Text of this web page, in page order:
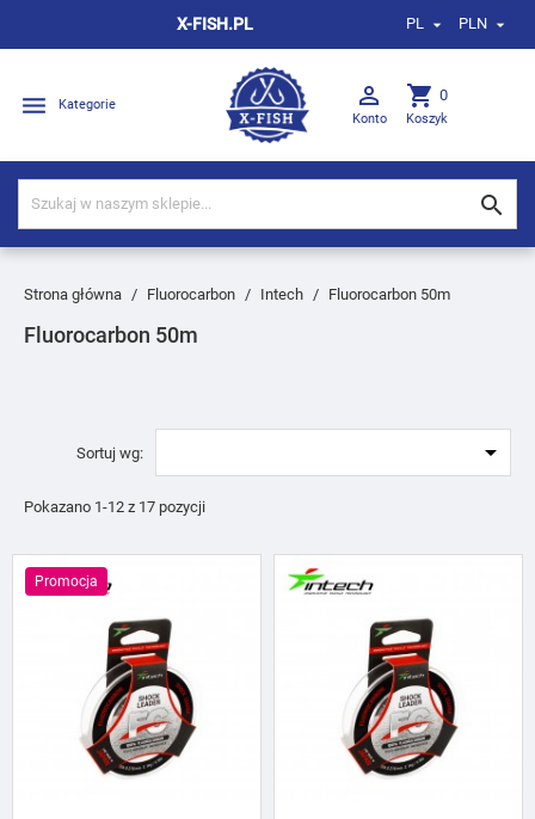
X-FISH.PL PL  PLN 
 Kategorie 
Konto
shopping_cart 0
Koszyk

Strona główna Fluorocarbon Intech Fluorocarbon 50m
Fluorocarbon 50m
Sortuj wg: 
Pokazano 1-12 z 17 pozycji
Promocja